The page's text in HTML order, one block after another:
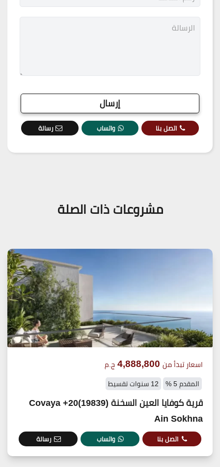
اتصل بنا واتساب رسالة
مشروعات ذات الصلة
اسعار تبدأ من 4,888,800 ج.م
المقدم 5 % 12 سنوات تقسيط
قرية كوفايا العين السخنة (19839)20+ Covaya
Ain Sokhna
اتصل بنا واتساب رسالة